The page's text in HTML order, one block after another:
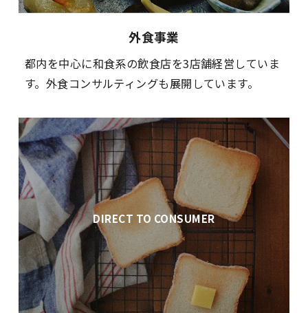
外食事業
都内を中心に和食系の飲食店を3店舗経営していま
す。外食コンサルティングも展開しています。
DIRECT TO CONSUMER